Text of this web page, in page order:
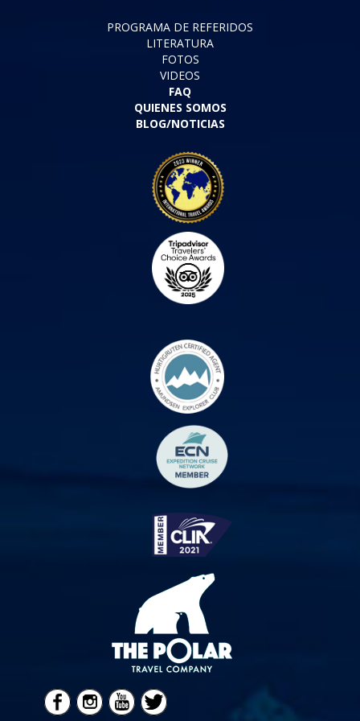
PROGRAMA DE REFERIDOS
LITERATURA
FOTOS
VIDEOS
FAQ
QUIENES SOMOS
BLOG/NOTICIAS